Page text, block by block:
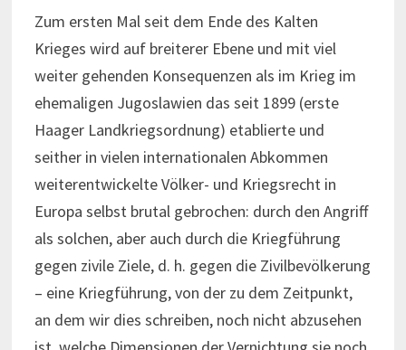
Zum ersten Mal seit dem Ende des Kalten
Krieges wird auf breiterer Ebene und mit viel
weiter gehenden Konsequenzen als im Krieg im
ehemaligen Jugoslawien das seit 1899 (erste
Haager Landkriegsordnung) etablierte und
seither in vielen internationalen Abkommen
weiterentwickelte Völker- und Kriegsrecht in
Europa selbst brutal gebrochen: durch den Angriff
als solchen, aber auch durch die Kriegführung
gegen zivile Ziele, d. h. gegen die Zivilbevölkerung
– eine Kriegführung, von der zu dem Zeitpunkt,
an dem wir dies schreiben, noch nicht abzusehen